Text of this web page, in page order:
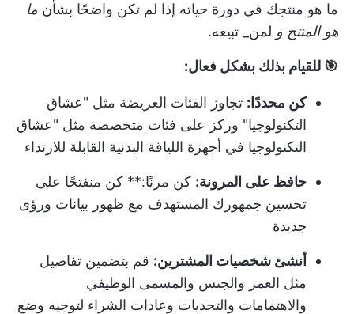
ما هو منتجك في دورة حياته إذا لم تكن واضحًا بشأن ما
هو المنتج و لمن_ تبيعه.
🎯 للقيام بذلك بشكل فعال:
كن محددًا: تجاوز الفئات العريضة مثل "عشاق
التكنولوجيا" وركز على فئات متخصصة مثل "عشاق
التكنولوجيا في أجهزة اللياقة البدنية القابلة للارتداء
حافظ على المرونة: كن مرنًا:** كن منفتحًا على
تحسين جمهورك المستهدف مع ظهور بيانات ورؤى
جديدة
أنشئ شخصيات المشترين: قم بتضمين تفاصيل
مثل العمر والجنس والمسمى الوظيفي
والاهتمامات والتحديات وعادات الشراء لتوجيه وضع